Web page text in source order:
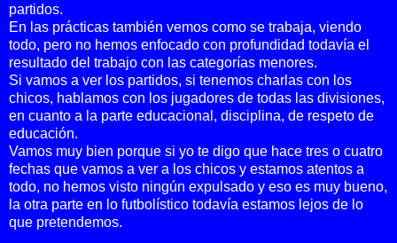
partidos.
En las prácticas también vemos como se trabaja, viendo
todo, pero no hemos enfocado con profundidad todavía el
resultado del trabajo con las categorías menores.
Si vamos a ver los partidos, si tenemos charlas con los
chicos, hablamos con los jugadores de todas las divisiones,
en cuanto a la parte educacional, disciplina, de respeto de
educación.
Vamos muy bien porque si yo te digo que hace tres o cuatro
fechas que vamos a ver a los chicos y estamos atentos a
todo, no hemos visto ningún expulsado y eso es muy bueno,
la otra parte en lo futbolístico todavía estamos lejos de lo
que pretendemos.